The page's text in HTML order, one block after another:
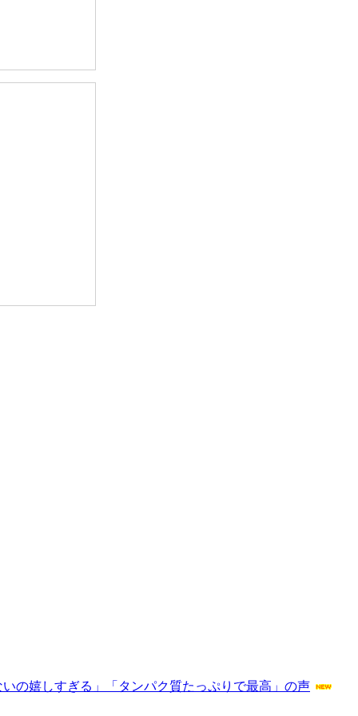
の嬉しすぎる」「タンパク質たっぷりで最高」の声